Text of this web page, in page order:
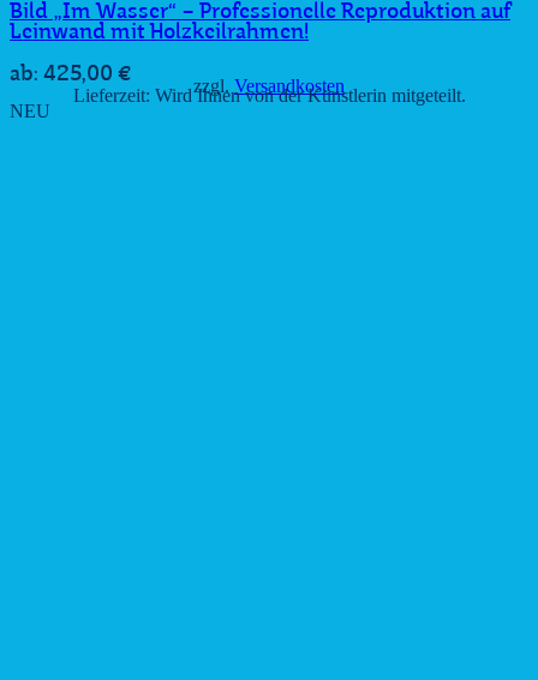
Bild „Im Wasser“ – Professionelle Reproduktion auf
Leinwand mit Holzkeilrahmen!
ab: 425,00 € zzgl. Versandkosten
Lieferzeit: Wird Ihnen von der Künstlerin mitgeteilt.
NEU